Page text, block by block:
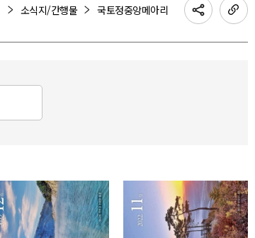
소식지/간행물 국토정중앙메아리